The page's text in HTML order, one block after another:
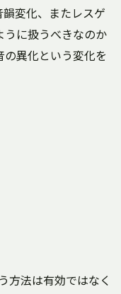
変化、またレスゲ
うに扱うべきなのか
異化という変化を
方法は有効ではなく